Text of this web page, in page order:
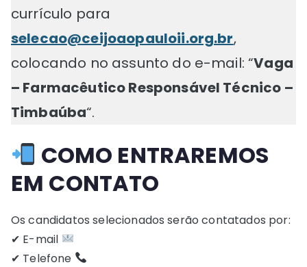
currículo para
selecao@ceijoaopauloii.org.br,
colocando no assunto do e-mail: “Vaga
– Farmacêutico Responsável Técnico –
Timbaúba“.
COMO ENTRAREMOS
EM CONTATO
Os candidatos selecionados serão contatados por:
✔ E-mail
✔ Telefone